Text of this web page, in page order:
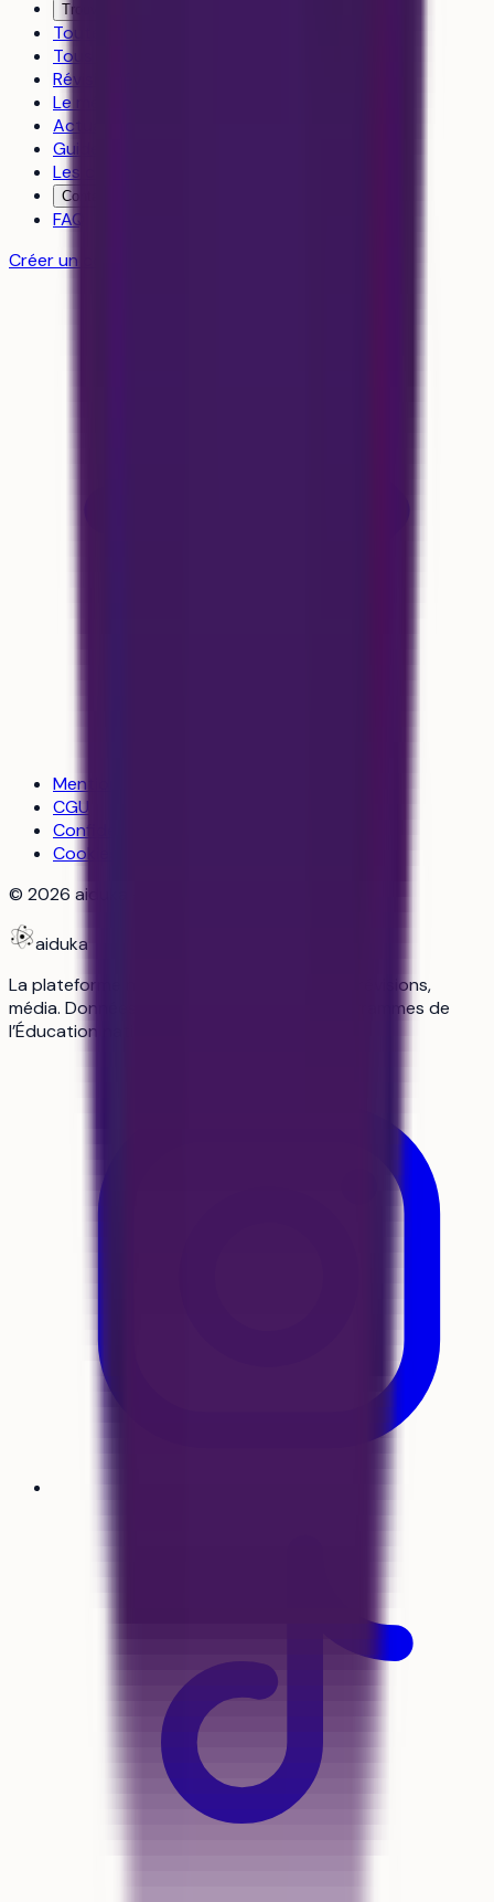
Trouver un coach
Toutes les formations
Tous les établissements
Révisions
Le média
Actualités
Guides
Les classements
Contact
FAQ
Créer un compte gratuit
Mentions légales
CGU
Confidentialité
Cookies
© 2026 aiduka — tous droits réservés
aiduka
La plateforme n°1 des lycéens : orientation, révisions,
média. Données officielles Parcoursup, programmes de
l’Éducation nationale, sources vérifiées.